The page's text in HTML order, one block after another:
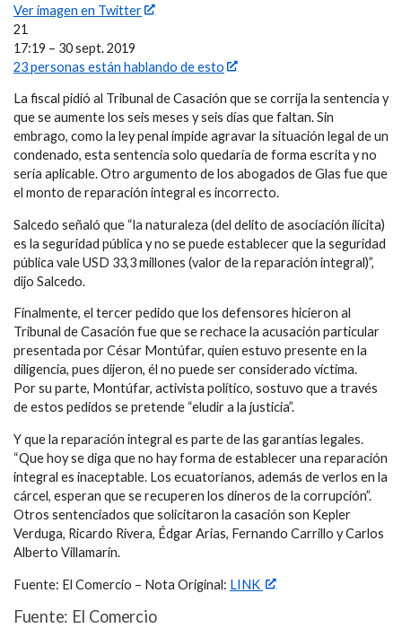
Ver imagen en Twitter
21
17:19 – 30 sept. 2019
23 personas están hablando de esto
La fiscal pidió al Tribunal de Casación que se corrija la sentencia y
que se aumente los seis meses y seis días que faltan. Sin
embrago, como la ley penal impide agravar la situación legal de un
condenado, esta sentencia solo quedaría de forma escrita y no
sería aplicable. Otro argumento de los abogados de Glas fue que
el monto de reparación integral es incorrecto.
Salcedo señaló que “la naturaleza (del delito de asociación ilícita)
es la seguridad pública y no se puede establecer que la seguridad
pública vale USD 33,3 millones (valor de la reparación integral)”,
dijo Salcedo.
Finalmente, el tercer pedido que los defensores hicieron al
Tribunal de Casación fue que se rechace la acusación particular
presentada por César Montúfar, quien estuvo presente en la
diligencia, pues dijeron, él no puede ser considerado víctima.
Por su parte, Montúfar, activista político, sostuvo que a través
de estos pedidos se pretende “eludir a la justicia”.
Y que la reparación integral es parte de las garantías legales.
“Que hoy se diga que no hay forma de establecer una reparación
integral es inaceptable. Los ecuatorianos, además de verlos en la
cárcel, esperan que se recuperen los dineros de la corrupción”.
Otros sentenciados que solicitaron la casación son Kepler
Verduga, Ricardo Rivera, Édgar Arias, Fernando Carrillo y Carlos
Alberto Villamarín.
Fuente: El Comercio – Nota Original: LINK
Fuente: El Comercio